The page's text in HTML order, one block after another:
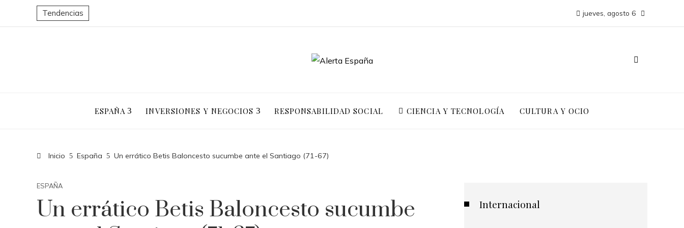
Tendencias jueves, agosto 6
ESPAÑA INVERSIONES Y NEGOCIOS RESPONSABILIDAD SOCIAL CIENCIA Y TECNOLOGÍA CULTURA Y OCIO
Inicio España Un errático Betis Baloncesto sucumbe ante el Santiago (71-67)
ESPAÑA
Un errático Betis Baloncesto sucumbe
Internacional